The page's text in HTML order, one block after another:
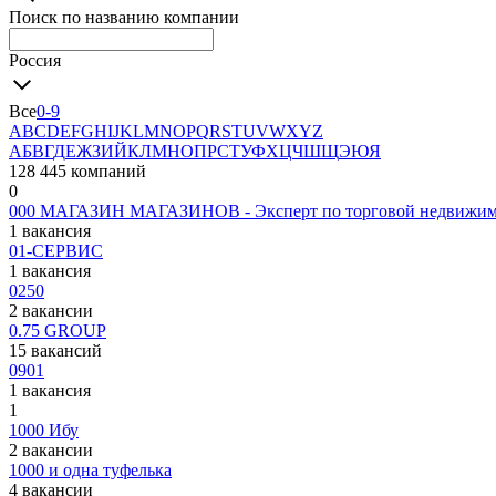
Поиск по названию компании
Россия
Все0-9
ABCDEFGHIJKLMNOPQRSTUVWXYZ
АБВГДЕЖЗИЙКЛМНОПРСТУФХЦЧШЩЭЮЯ
128 445 компаний
0
000 МАГАЗИН МАГАЗИНОВ - Эксперт по торговой
1 вакансия
01-СЕРВИС
1 вакансия
0250
2 вакансии
0.75 GROUP
15 вакансий
0901
1 вакансия
1
1000 Ибу
2 вакансии
1000 и одна туфелька
4 вакансии